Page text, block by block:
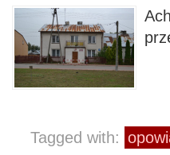
Tagged with: